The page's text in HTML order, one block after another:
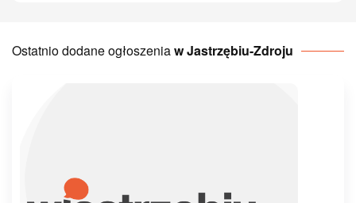
Ostatnio dodane ogłoszeniaw Jastrzębiu-Zdroju